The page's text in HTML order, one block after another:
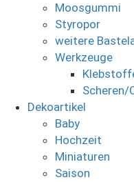
Moosgummi
Styropor
weitere
Werkzeuge
Scheren/
Dekoartikel
Baby
Hochzeit
Miniaturen
Saison